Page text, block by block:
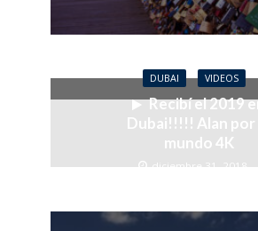
DUBAI VIDEOS
Recibí el 2019
Dubai!!!!! Alan por
mundo 4K
diciembre 31, 2018